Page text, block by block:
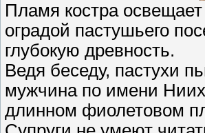
Пламя костра
оградой пастушьего
глубокую древность.
Ведя беседу, пастухи
мужчина по имени
длинном фиолетовом